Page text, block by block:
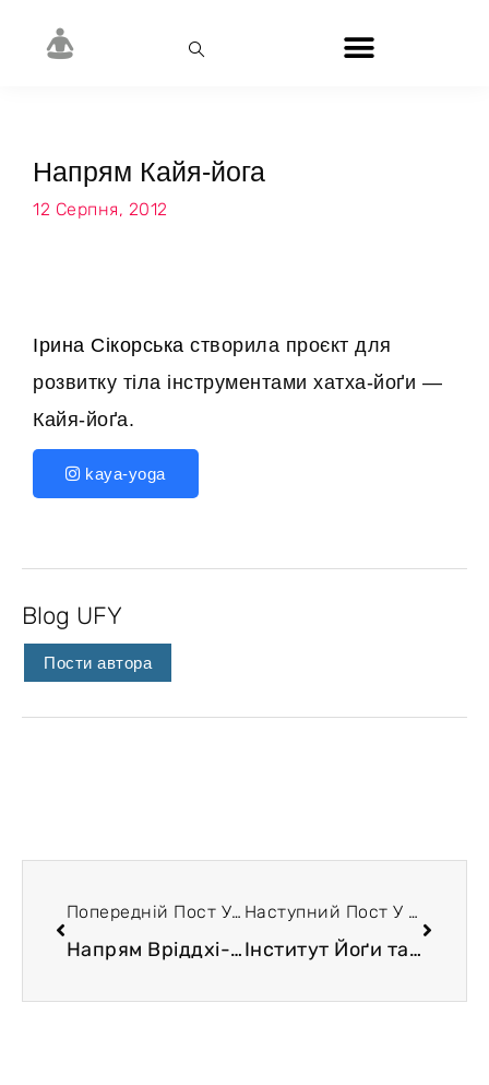
Напрям Кайя-йога
12 Серпня, 2012
Ірина Сікорська створила проєкт для
розвитку тіла інструментами хатха-йоґи —
Кайя-йоґа.
kaya-yoga
Blog UFY
Пости автора
Попередній Пост У Блозі
Напрям Вріддхі-йоґа
Наступний Пост У Блозі
Інститут Йоґи та Йоґатерапії